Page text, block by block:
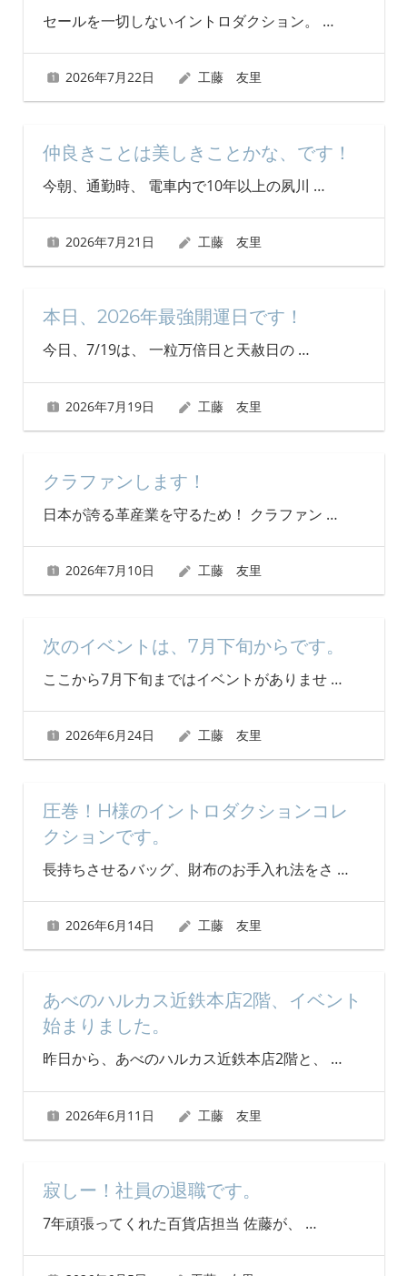
セールを一切しないイントロダクション。 …
2026年7月22日 工藤 友里
仲良きことは美しきことかな、です！
今朝、通勤時、 電車内で10年以上の夙川 …
2026年7月21日 工藤 友里
本日、2026年最強開運日です！
今日、7/19は、 一粒万倍日と天赦日の …
2026年7月19日 工藤 友里
クラファンします！
日本が誇る革産業を守るため！ クラファン …
2026年7月10日 工藤 友里
次のイベントは、7月下旬からです。
ここから7月下旬まではイベントがありませ …
2026年6月24日 工藤 友里
圧巻！H様のイントロダクションコレ
クションです。
長持ちさせるバッグ、財布のお手入れ法をさ …
2026年6月14日 工藤 友里
あべのハルカス近鉄本店2階、イベント
始まりました。
昨日から、あべのハルカス近鉄本店2階と、 …
2026年6月11日 工藤 友里
寂しー！社員の退職です。
7年頑張ってくれた百貨店担当 佐藤が、 …